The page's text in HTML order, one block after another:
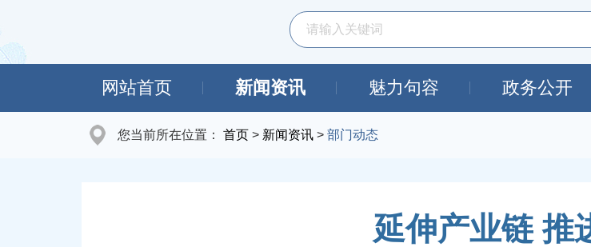
网站首页 新闻资讯 魅力句容 政务公开
您当前所在位置： 首页 > 新闻资讯 > 部门动态
延伸产业链 推